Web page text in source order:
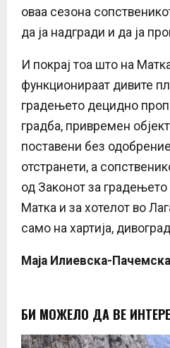
оваа сезона
да ја надгради и да ја
И покрај тоа што на
функционираат дивите
градењето децидно
градба, привремен
поставени без
отстранети, а
од Законот за
Матка и за хотелот во
само на хартија,
Маја Илиевска-Пачемска
БИ МОЖЕЛО ДА ВЕ